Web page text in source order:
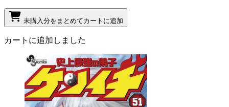
未購入分をまとめてカートに追加
カートに追加しました